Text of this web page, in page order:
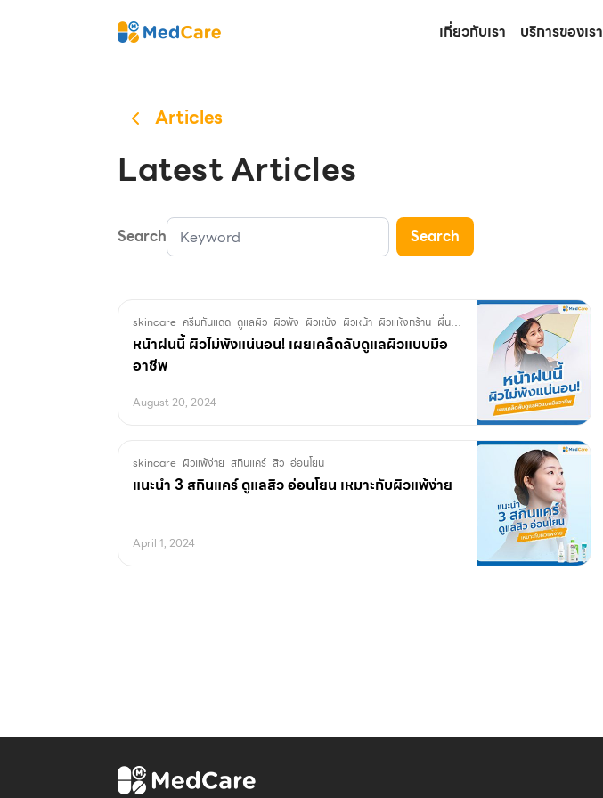
MedCare เกี่ยวกับเรา บริการของเรา
Articles
Latest Articles
Search Search
skincare ครีมกันแดด ดูแลผิว ผิวพัง ผิวหนัง ผิวหน้า ผิวแห้งกร้าน ผื่นคัน มอยส์เจอร์ไรเซอร์ สกินแคร์
หน้าฝนนี้ ผิวไม่พังแน่นอน! เผยเคล็ดลับดูแลผิวแบบมือ
อาชีพ
August 20, 2024
skincare ผิวแพ้ง่าย สกินแคร์ สิว อ่อนโยน
แนะนำ 3 สกินแคร์ ดูแลสิว อ่อนโยน เหมาะกับผิวแพ้ง่าย
April 1, 2024